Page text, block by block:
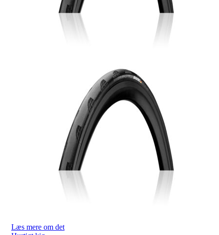
Læs mere om det